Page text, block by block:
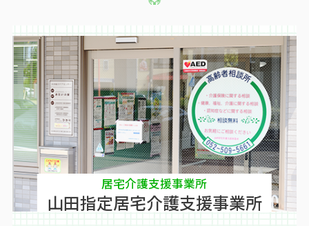
居宅介護支援事業所
山田指定居宅介護支援事業所